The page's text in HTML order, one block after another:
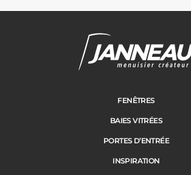
FENÊTRES
BAIES VITRÉES
PORTES D’ENTRÉE
INSPIRATION